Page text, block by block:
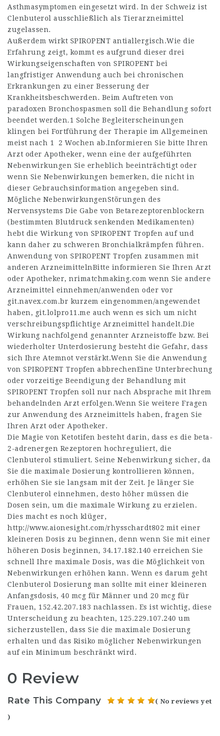
Asthmasymptomen eingesetzt wird. In der Schweiz ist
Clenbuterol ausschließlich als Tierarzneimittel
zugelassen.
Außerdem wirkt SPIROPENT antiallergisch.Wie die
Erfahrung zeigt, kommt es aufgrund dieser drei
Wirkungseigenschaften von SPIROPENT bei
langfristiger Anwendung auch bei chronischen
Erkrankungen zu einer Besserung der
Krankheitsbeschwerden. Beim Auftreten von
paradoxen Bronchospasmen soll die Behandlung sofort
beendet werden.1 Solche Begleiterscheinungen
klingen bei Fortführung der Therapie im Allgemeinen
meist nach 1 2 Wochen ab.Informieren Sie bitte Ihren
Arzt oder Apotheker, wenn eine der aufgeführten
Nebenwirkungen Sie erheblich beeinträchtigt oder
wenn Sie Nebenwirkungen bemerken, die nicht in
dieser Gebrauchsinformation angegeben sind.
Mögliche NebenwirkungenStörungen des
Nervensystems Die Gabe von Betarezeptorenblockern
(bestimmten Blutdruck senkenden Medikamenten)
hebt die Wirkung von SPIROPENT Tropfen auf und
kann daher zu schweren Bronchialkrämpfen führen.
Anwendung von SPIROPENT Tropfen zusammen mit
anderen ArzneimittelnBitte informieren Sie Ihren Arzt
oder Apotheker, nrimatchmaking.com wenn Sie andere
Arzneimittel einnehmen/anwenden oder vor
git.navex.com.br kurzem eingenommen/angewendet
haben, git.lolpro11.me auch wenn es sich um nicht
verschreibungspflichtige Arzneimittel handelt.Die
Wirkung nachfolgend genannter Arzneistoffe bzw. Bei
wiederholter Unterdosierung besteht die Gefahr, dass
sich Ihre Atemnot verstärkt.Wenn Sie die Anwendung
von SPIROPENT Tropfen abbrechenEine Unterbrechung
oder vorzeitige Beendigung der Behandlung mit
SPIROPENT Tropfen soll nur nach Absprache mit Ihrem
behandelnden Arzt erfolgen.Wenn Sie weitere Fragen
zur Anwendung des Arzneimittels haben, fragen Sie
Ihren Arzt oder Apotheker.
Die Magie von Ketotifen besteht darin, dass es die beta-
2-adrenergen Rezeptoren hochreguliert, die
Clenbuterol stimuliert. Seine Nebenwirkung sicher, da
Sie die maximale Dosierung kontrollieren können,
erhöhen Sie sie langsam mit der Zeit. Je länger Sie
Clenbuterol einnehmen, desto höher müssen die
Dosen sein, um die maximale Wirkung zu erzielen.
Dies macht es noch klüger,
http://www.aionesight.com/rhysschardt802 mit einer
kleineren Dosis zu beginnen, denn wenn Sie mit einer
höheren Dosis beginnen, 34.17.182.140 erreichen Sie
schnell Ihre maximale Dosis, was die Möglichkeit von
Nebenwirkungen erhöhen kann. Wenn es darum geht
Clenbuterol Dosierung man sollte mit einer kleineren
Anfangsdosis, 40 mcg für Männer und 20 mcg für
Frauen, 152.42.207.183 nachlassen. Es ist wichtig, diese
Unterscheidung zu beachten, 125.229.107.240 um
sicherzustellen, dass Sie die maximale Dosierung
erhalten und das Risiko möglicher Nebenwirkungen
auf ein Minimum beschränkt wird.
0 Review
Rate This Company ( No reviews yet
)